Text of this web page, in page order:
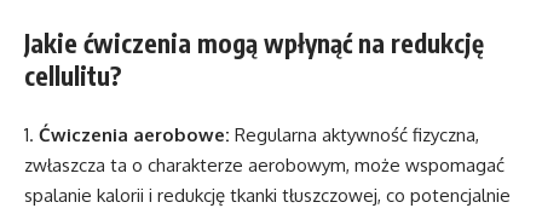
Jakie ćwiczenia mogą wpłynąć na redukcję
cellulitu?
1. Ćwiczenia aerobowe: Regularna aktywność fizyczna,
zwłaszcza ta o charakterze aerobowym, może wspomagać
spalanie kalorii i redukcję tkanki tłuszczowej, co potencjalnie